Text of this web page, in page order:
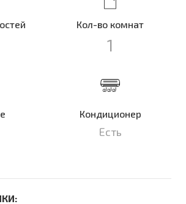
Кол-во комнат
1
Кондиционер
Есть